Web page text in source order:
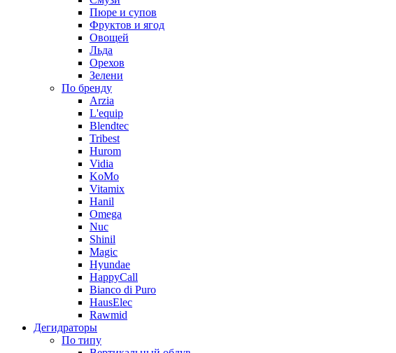
Пюре и супов
Фруктов и ягод
Овощей
Льда
Орехов
Зелени
По бренду
Arzia
L'equip
Blendtec
Tribest
Hurom
Vidia
KoMo
Vitamix
Hanil
Omega
Nuc
Shinil
Magic
Hyundae
HappyCall
Bianco di Puro
HausElec
Rawmid
Дегидраторы
По типу